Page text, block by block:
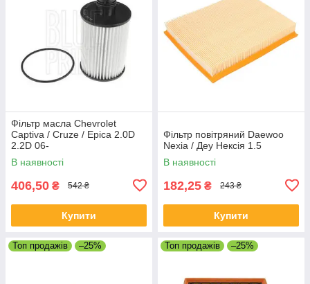
Фільтр масла Chevrolet
Captiva / Cruze / Epica 2.0D
2.2D 06-
В наявності
406,50 ₴ 542 ₴
Купити
Фільтр повітряний Daewoo
Nexia / Деу Нексія 1.5
В наявності
182,25 ₴ 243 ₴
Купити
Топ продажів –25% Топ продажів –25%